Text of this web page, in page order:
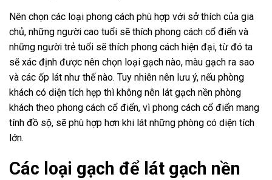
Nên chọn các loại phong cách phù hợp với sở thích của gia
chủ, những người cao tuổi sẽ thích phong cách cổ điển và
những người trẻ tuổi sẽ thích phong cách hiện đại, từ đó ta
sẽ xác định được nên chọn loại gạch nào, màu gạch ra sao
và các ốp lát như thế nào. Tuy nhiên nên lưu ý, nếu phòng
khách có diện tích hẹp thì không nên lát gạch nền phòng
khách theo phong cách cổ điển, vì phong cách cổ điển mang
tính đồ sộ, sẽ phù hợp hơn khi lát những phòng có diện tích
lớn.
Các loại gạch để lát gạch nền